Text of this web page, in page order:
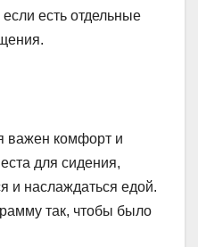
есть отдельные
важен комфорт и
для сидения,
и наслаждаться едой.
так, чтобы было